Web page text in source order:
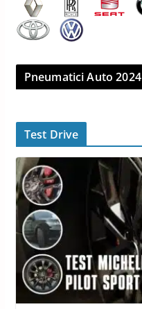
Pneumatici Auto 2024
Test Drive